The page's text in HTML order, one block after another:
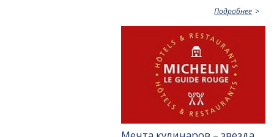
Подробнее